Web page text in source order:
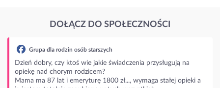
DOŁĄCZ DO SPOŁECZNOŚCI
na
opieki a